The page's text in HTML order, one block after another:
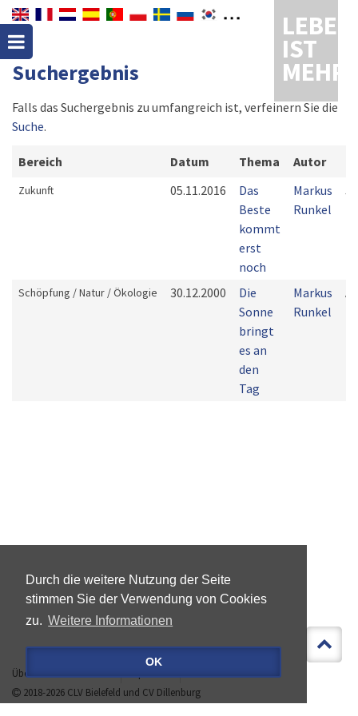
Durch die weitere Nutzung der Seite
stimmen Sie der Verwendung von Cookies
zu. Weitere Informationen
OK
LEBEN
IST
MEHR
Suchergebnis
Falls das Suchergebnis zu umfangreich ist, verfeinern Sie die
Suche.
Bereich Datum Thema Autor
Zukunft 05.11.2016
Das
Beste
kommt
erst
noch
Markus
Runkel
Schöpfung / Natur / Ökologie 30.12.2000
Die
Sonne
bringt
es an
den
Tag
Markus
Runkel
Über »LEBEN IST MEHR«
2018-2026 CLV Bielefeld und CV Dillenburg